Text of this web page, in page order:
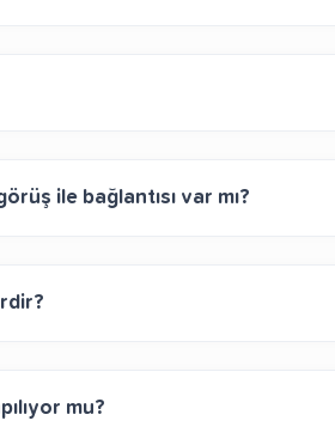
ile bağlantısı var mı?
mu?